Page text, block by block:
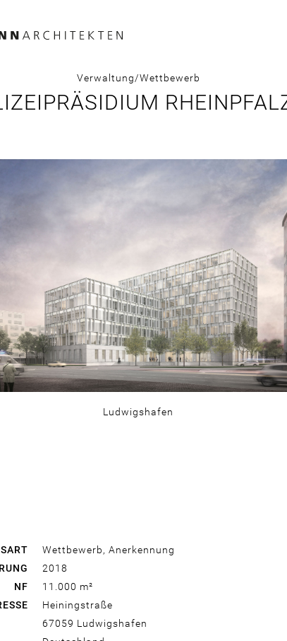
Verwaltung Wettbewerb
Ludwigshafen
Wettbewerb, Anerkennung
2018
NF
11.000 m²
Heiningstraße
67059 Ludwigshafen